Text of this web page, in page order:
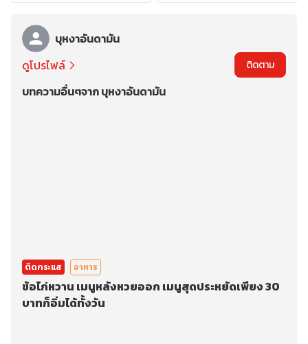
บุหงาอันดามัน
ดูโปรไฟล์
ติดตาม
บทความอื่นๆจาก บุหงาอันดามัน
ติดกระแส อาหาร
ข้อไก่หวาน เมนูหลังหวยออก เมนูสุดประหยัดเพียง 30
บาทก็อิ่มได้ทั้งวัน